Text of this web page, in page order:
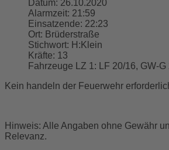
Datum: 26.10.2020
Alarmzeit: 21:59
Einsatzende: 22:23
Ort: Brüderstraße
Stichwort: H:Klein
Kräfte: 13
Fahrzeuge LZ 1:
LF 20/16, GW-G
Kein handeln der Feuerwehr
Hinweis: Alle Angaben ohne Gewähr
Relevanz.